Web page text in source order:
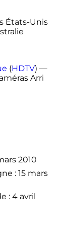
(HDTV) —
Arri
2010
: 15 mars
: 4 avril